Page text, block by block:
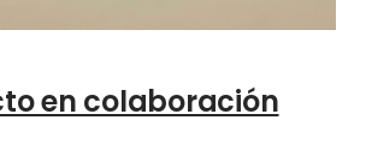
en colaboración